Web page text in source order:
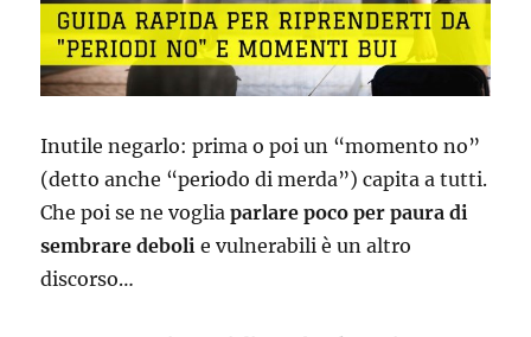
Inutile negarlo: prima o poi un “momento no”
(detto anche “periodo di merda”) capita a tutti.
Che poi se ne vogliaparlare poco per paura di
sembrare deboli e vulnerabili è un altro
discorso…